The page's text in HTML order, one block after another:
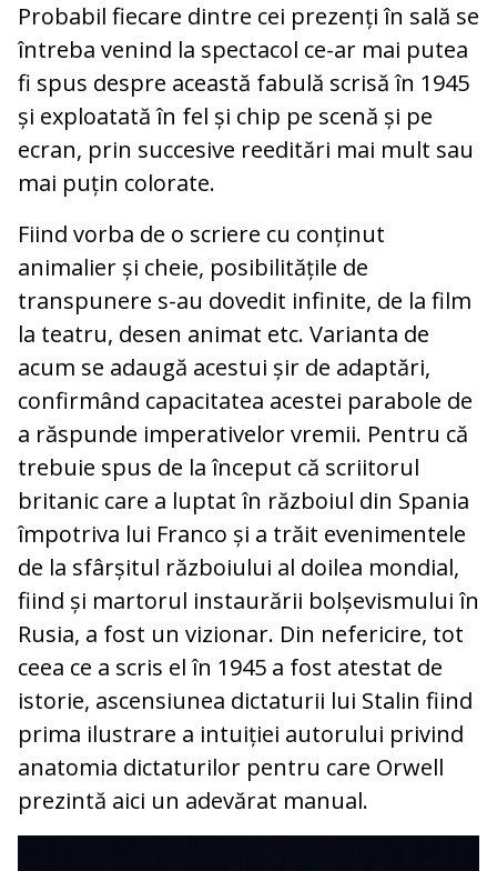
Probabil fiecare dintre cei prezenți în sală se
întreba venind la spectacol ce-ar mai putea
fi spus despre această fabulă scrisă în 1945
și exploatată în fel și chip pe scenă și pe
ecran, prin succesive reeditări mai mult sau
mai puțin colorate.
Fiind vorba de o scriere cu conținut
animalier și cheie, posibilitățile de
transpunere s-au dovedit infinite, de la film
la teatru, desen animat etc. Varianta de
acum se adaugă acestui șir de adaptări,
confirmând capacitatea acestei parabole de
a răspunde imperativelor vremii. Pentru că
trebuie spus de la început că scriitorul
britanic care a luptat în războiul din Spania
împotriva lui Franco și a trăit evenimentele
de la sfârșitul războiului al doilea mondial,
fiind și martorul instaurării bolșevismului în
Rusia, a fost un vizionar. Din nefericire, tot
ceea ce a scris el în 1945 a fost atestat de
istorie, ascensiunea dictaturii lui Stalin fiind
prima ilustrare a intuiției autorului privind
anatomia dictaturilor pentru care Orwell
prezintă aici un adevărat manual.